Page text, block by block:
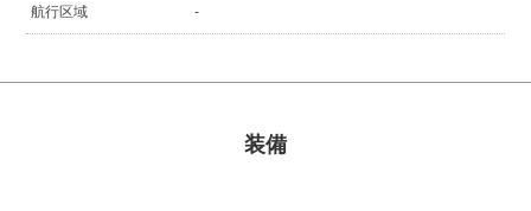
航行区域 -
装備